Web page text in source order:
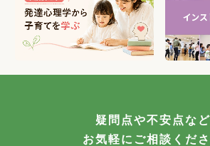
疑問点や不安点など
お気軽にご相談くださ